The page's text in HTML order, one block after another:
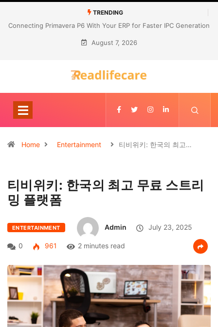
TRENDING
Connecting Primavera P6 With Your ERP for Faster IPC Generation
August 7, 2026
Home Entertainment 티비위키: 한국의 최고…
티비위키: 한국의 최고 무료 스트리
밍 플랫폼
ENTERTAINMENT Admin July 23, 2025
0 961 2 minutes read